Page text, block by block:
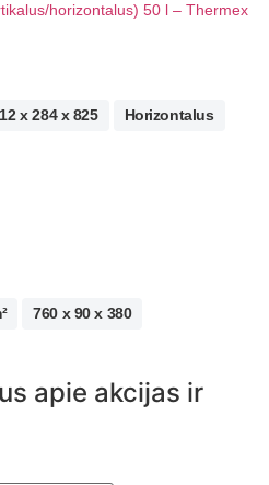
horizontalus) 50 l – Thermex
x 284 x 825 Horizontalus
760 x 90 x 380
apie akcijas ir